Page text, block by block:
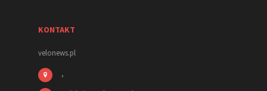
KONTAKT
velonews.pl
,